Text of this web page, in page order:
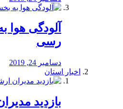
آلودگی هوا
رسی
دسامبر 24, 2019
اخبار استان
بازدید